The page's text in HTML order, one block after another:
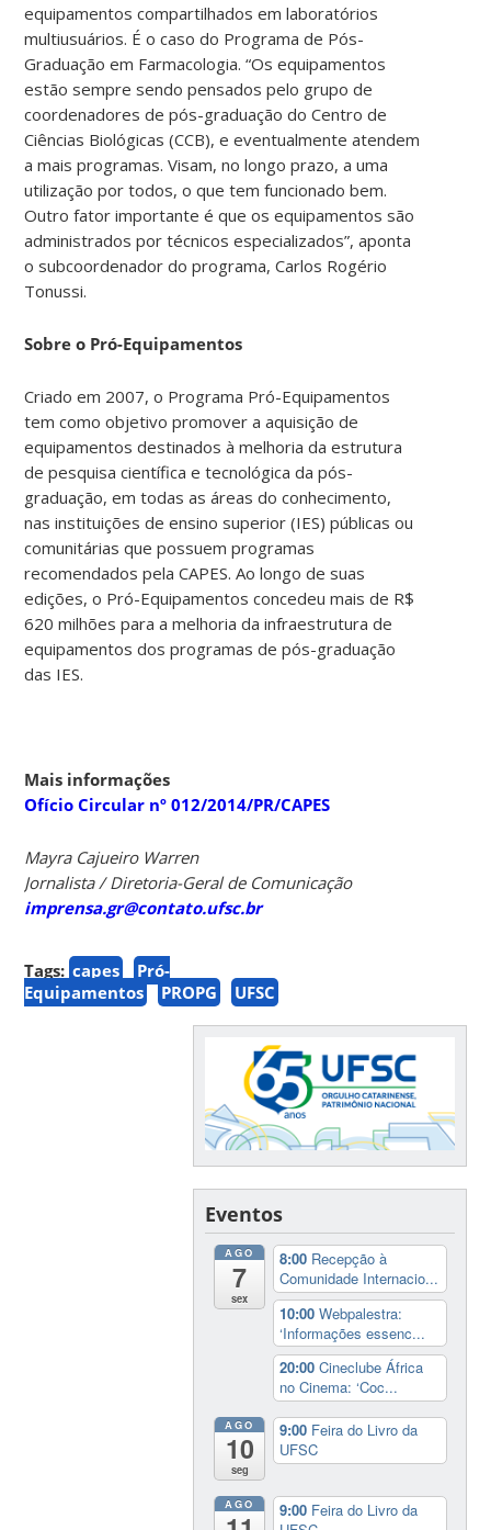
equipamentos compartilhados em laboratórios
multiusuários. É o caso do Programa de Pós-
Graduação em Farmacologia. “Os equipamentos
estão sempre sendo pensados pelo grupo de
coordenadores de pós-graduação do Centro de
Ciências Biológicas (CCB), e eventualmente atendem
a mais programas. Visam, no longo prazo, a uma
utilização por todos, o que tem funcionado bem.
Outro fator importante é que os equipamentos são
administrados por técnicos especializados”, aponta
o subcoordenador do programa, Carlos Rogério
Tonussi.
Sobre o Pró-Equipamentos
Criado em 2007, o Programa Pró-Equipamentos
tem como objetivo promover a aquisição de
equipamentos destinados à melhoria da estrutura
de pesquisa científica e tecnológica da pós-
graduação, em todas as áreas do conhecimento,
nas instituições de ensino superior (IES) públicas ou
comunitárias que possuem programas
recomendados pela CAPES. Ao longo de suas
edições, o Pró-Equipamentos concedeu mais de R$
620 milhões para a melhoria da infraestrutura de
equipamentos dos programas de pós-graduação
das IES.
Mais informações
Ofício Circular nº 012/2014/PR/CAPES
Mayra Cajueiro Warren
Jornalista / Diretoria-Geral de Comunicação
imprensa.gr@contato.ufsc.br
Tags: capes
Pró-
Equipamentos
PROPG UFSC
Eventos
AGO
7
sex
8:00 Recepção à
Comunidade Internacio...
10:00Webpalestra:
‘Informações essenc...
20:00Cineclube África
no Cinema: ‘Coc...
AGO
10
seg
9:00 Feira do Livro da
UFSC
AGO 9:00 Feira do Livro da